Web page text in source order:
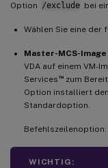
Option /exclude bei
Wählen Sie eine der
Master-MCS-
VDA auf einem VM-
Services ™zum
Option installiert
Standardoption.
Befehlszeilenoption:
WICHTIG: